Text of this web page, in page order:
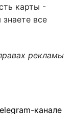
карты -
все
рекламы
канале